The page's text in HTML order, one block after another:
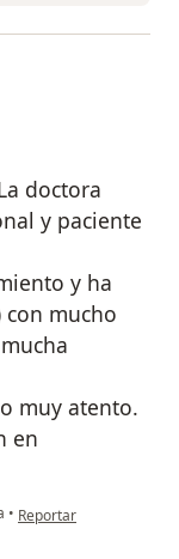
doctora
y paciente
y ha
mucho
muy atento.
en
• en opinión del usuario
Reportar